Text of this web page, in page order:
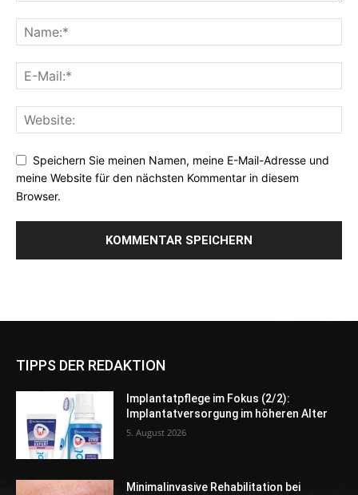
TIPPS DER REDAKTION
Implantatpflege im Fokus (2/2):
Implantatversorgung im höheren Alter
5. August 2026
Minimalinvasive Rehabilitation bei